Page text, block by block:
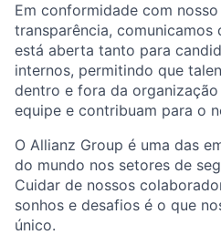
Em conformidade com
transparência,
está aberta tanto para
internos, permitindo que
dentro e fora da organização
equipe e contribuam para o
O Allianz Group é uma das
do mundo nos setores de
Cuidar de nossos
sonhos e desafios é o que
único.